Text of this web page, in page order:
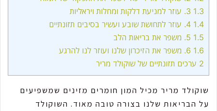
1.3
1.4
1.5
1.6
2 ערכים תזונתיים של שוקולד מריר
שוקולד מריר מכיל המון חומרים מזינים שמשפיעים
על הבריאות שלנו בצורה טובה מאוד. השוקולד